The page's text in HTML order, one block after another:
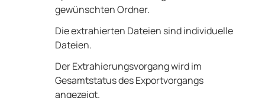
gewünschten Ordner.
Die extrahierten Dateien sind individuelle
Dateien.
Der Extrahierungsvorgang wird im
Gesamtstatus des Exportvorgangs
angezeigt.